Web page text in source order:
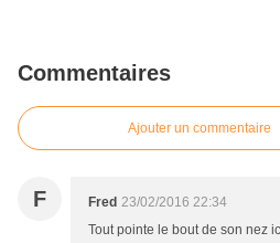
Commentaires
Ajouter un commentaire
F Fred 23/02/2016 22:34
Tout pointe le bout de son nez